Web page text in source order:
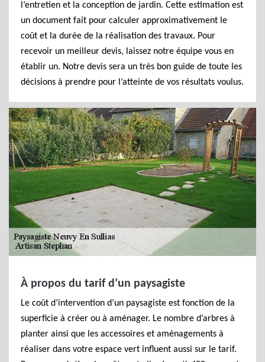
l’entretien et la conception de jardin. Cette estimation est
un document fait pour calculer approximativement le
coût et la durée de la réalisation des travaux. Pour
recevoir un meilleur devis, laissez notre équipe vous en
établir un. Notre devis sera un très bon guide de toute les
décisions à prendre pour l’atteinte de vos résultats voulus.
À propos du tarif d’un paysagiste
Le coût d’intervention d’un paysagiste est fonction de la
superficie à créer ou à aménager. Le nombre d’arbres à
planter ainsi que les accessoires et aménagements à
réaliser dans votre espace vert influent aussi sur le tarif.